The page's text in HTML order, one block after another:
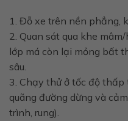
1. Đỗ xe trên nền phẳng,
2. Quan sát qua khe
lớp má còn lại mỏng bất
sâu.
3. Chạy thử ở tốc độ
quãng đường dừng và
trình, rung).